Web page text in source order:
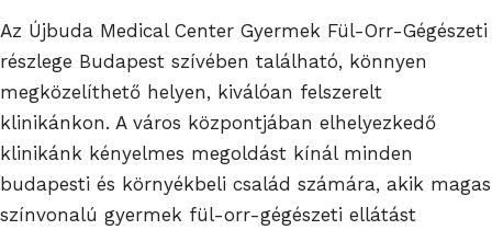
Az Újbuda Medical Center Gyermek Fül-Orr-Gégészeti
részlege Budapest szívében található, könnyen
megközelíthető helyen, kiválóan felszerelt
klinikánkon. A város központjában elhelyezkedő
klinikánk kényelmes megoldást kínál minden
budapesti és környékbeli család számára, akik magas
színvonalú gyermek fül-orr-gégészeti ellátást